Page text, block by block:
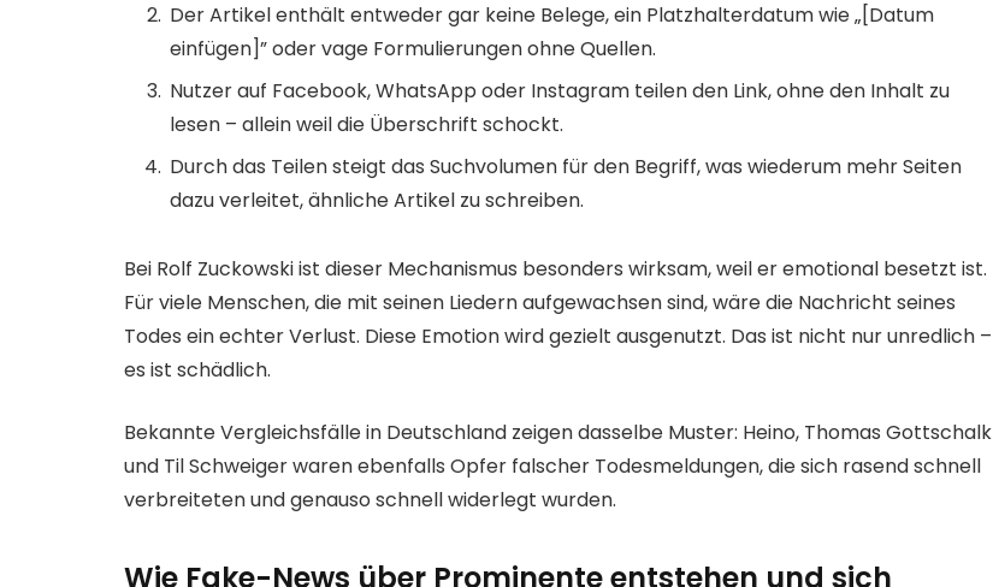
Der Artikel enthält entweder gar keine Belege, ein Platzhalterdatum wie „[Datum
einfügen]” oder vage Formulierungen ohne Quellen.
Nutzer auf Facebook, WhatsApp oder Instagram teilen den Link, ohne den Inhalt zu
lesen – allein weil die Überschrift schockt.
Durch das Teilen steigt das Suchvolumen für den Begriff, was wiederum mehr Seiten
dazu verleitet, ähnliche Artikel zu schreiben.
Bei Rolf Zuckowski ist dieser Mechanismus besonders wirksam, weil er emotional besetzt ist.
Für viele Menschen, die mit seinen Liedern aufgewachsen sind, wäre die Nachricht seines
Todes ein echter Verlust. Diese Emotion wird gezielt ausgenutzt. Das ist nicht nur unredlich –
es ist schädlich.
Bekannte Vergleichsfälle in Deutschland zeigen dasselbe Muster: Heino, Thomas Gottschalk
und Til Schweiger waren ebenfalls Opfer falscher Todesmeldungen, die sich rasend schnell
verbreiteten und genauso schnell widerlegt wurden.
Wie Fake-News über Prominente entstehen und sich